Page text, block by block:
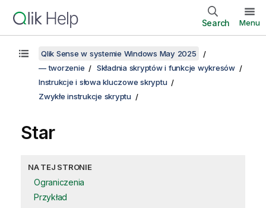
Search Menu
Qlik Sense w systemie Windows May 2025
— tworzenie
Składnia skryptów i funkcje wykresów
Instrukcje i słowa kluczowe skryptu
Zwykłe instrukcje skryptu
Star
NA TEJ STRONIE
Ograniczenia
Przykład